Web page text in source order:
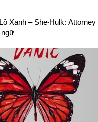
Xanh – She-Hulk: Attorney
ngữ